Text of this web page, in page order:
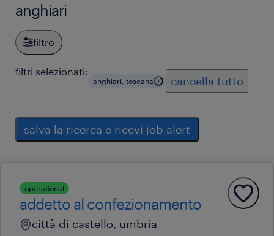
anghiari
filtro
filtri selezionati:
anghiari, toscana cancella tutto
salva la ricerca e ricevi job alert
operational
addetto al confezionamento
città di castello, umbria